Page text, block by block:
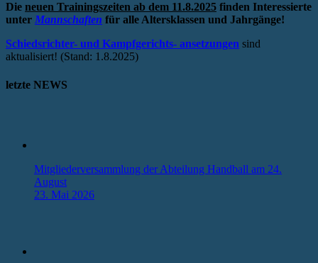
Die neuen Trainingszeiten ab dem 11.8.2025 finden Interessierte
unter Mannschaften für alle Altersklassen und Jahrgänge!
Schiedsrichter- und Kampfgerichts- ansetzungen sind
aktualisiert! (Stand: 1.8.2025)
letzte NEWS
Mitgliederversammlung der Abteilung Handball am 24.
August
23. Mai 2026